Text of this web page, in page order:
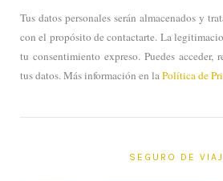
Tus datos personales serán almacenados y
con el propósito de contactarte. La
tu consentimiento expreso. Puedes
tus datos. Más información en laPolítica de
SEGURO DE